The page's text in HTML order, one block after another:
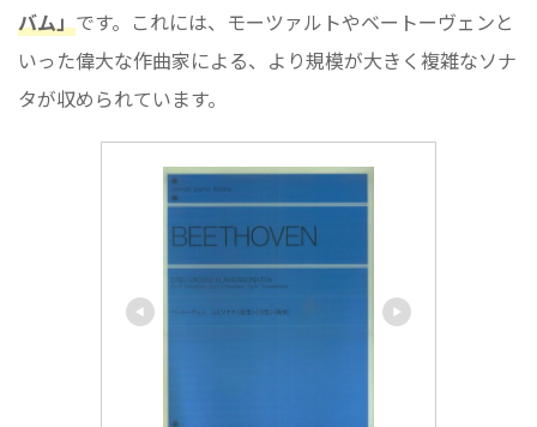
バム」です。これには、モーツァルトやベートーヴェンと
いった偉大な作曲家による、より規模が大きく複雑なソナ
タが収められています。